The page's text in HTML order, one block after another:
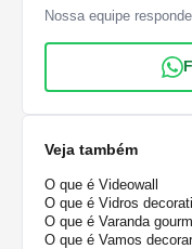
Nossa equipe
Veja também
O que é Videowall
O que é Vidros
O que é Varanda
O que é Vamos